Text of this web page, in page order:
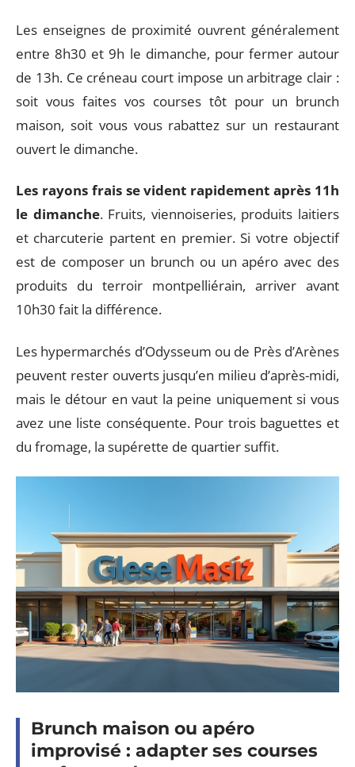
Les enseignes de proximité ouvrent généralement
entre 8h30 et 9h le dimanche, pour fermer autour
de 13h. Ce créneau court impose un arbitrage clair :
soit vous faites vos courses tôt pour un brunch
maison, soit vous vous rabattez sur un restaurant
ouvert le dimanche.
Les rayons frais se vident rapidement après 11h
le dimanche. Fruits, viennoiseries, produits laitiers
et charcuterie partent en premier. Si votre objectif
est de composer un brunch ou un apéro avec des
produits du terroir montpelliérain, arriver avant
10h30 fait la différence.
Les hypermarchés d’Odysseum ou de Près d’Arènes
peuvent rester ouverts jusqu’en milieu d’après-midi,
mais le détour en vaut la peine uniquement si vous
avez une liste conséquente. Pour trois baguettes et
du fromage, la supérette de quartier suffit.
Brunch maison ou apéro
improvisé : adapter ses courses